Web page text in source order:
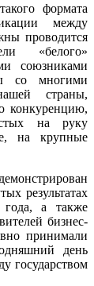
формата
между
проводится
«белого»
союзниками
со многими
страны,
конкуренцию,
на руку
на крупные
результатах
а также
бизнес-
принимали
день
государством